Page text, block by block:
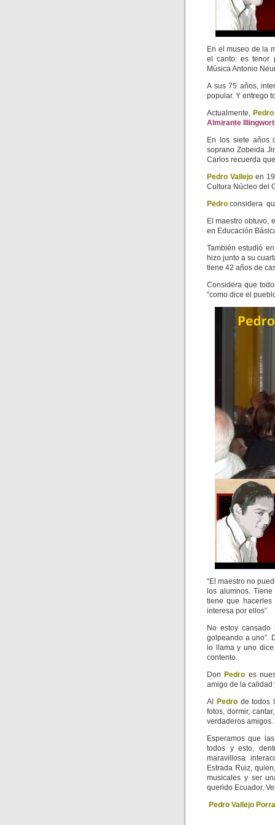
En el museo de la
el canto: es tenor
Música Antonio
A sus 75 años,
popular. Y entrego
Actualmente,
Almirante
En los siete años
soprano Zobeida
Carlos recuerda
Pedro Vallejoen
Cultura Núcleo del
Pedro considera
El maestro obtuvo,
en Educación
También estudió
hizo junto a su
tiene 42 años de
Considera que
“como dice el
“El maestro no
los alumnos.
tiene que
interesa por ellos”.
No estoy
golpeando a uno”.
lo llama y uno
contento.
Don Pedro es
amigo de la calidad
Al
Pedro de todos
fotos, dormir,
verdaderos amigos.
Esperamos que
todos y esto,
maravillosa
Estrada Ruiz,
musicales y ser
querido Ecuador.
Pedro Vallejo